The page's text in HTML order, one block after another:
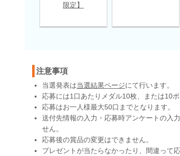
限定】
注意事項
当選発表は当選結果ページにて行います。
応募には1口あたりメダル10枚、または10
応募はお一人様最大50口までとなります。
送付先情報の入力・応募時アンケートの入
せん。
応募後の賞品の変更はできません。
プレゼントが当たらなかったり、間違って